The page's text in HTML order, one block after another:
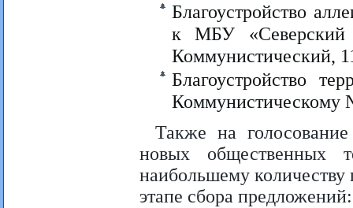
Благоустройство
к МБУ «Северский
Коммунистический,
Благоустройство
Также на
новых общественных
наибольшему количеству
этапе сбора предложений: